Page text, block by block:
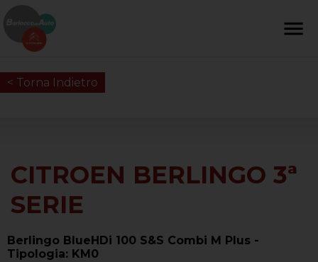
< Torna Indietro
CITROEN BERLINGO 3ª
SERIE
Berlingo BlueHDi 100 S&S Combi M Plus -
Tipologia: KM0